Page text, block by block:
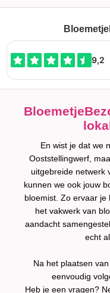
En wist je dat we
Ooststellingwerf,
uitgebreide netwerk
kunnen we ook jouw
bloemist. Zo ervaar je
het vakwerk van
aandacht
echt
Na het plaatsen
eenvoudig
Heb je een vragen?